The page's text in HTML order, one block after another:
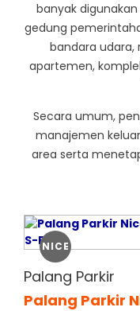
banyak
gedung
bandara
apartemen,
Secara umum,
manajemen
area serta
NICE
Palang Parkir
Palang Parkir